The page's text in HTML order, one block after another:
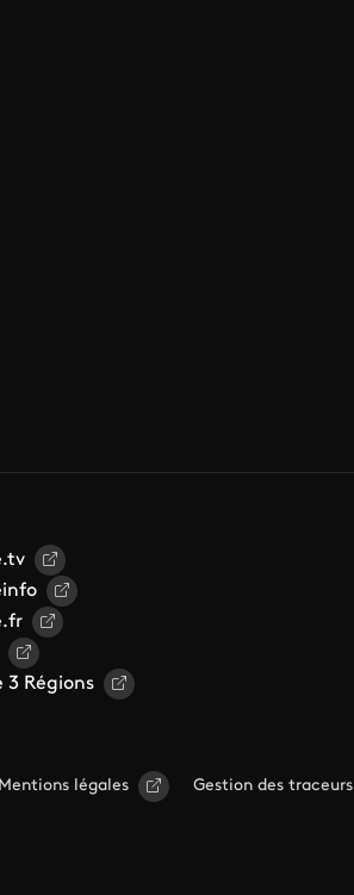
3 Régions
Mentions légales Gestion des traceurs